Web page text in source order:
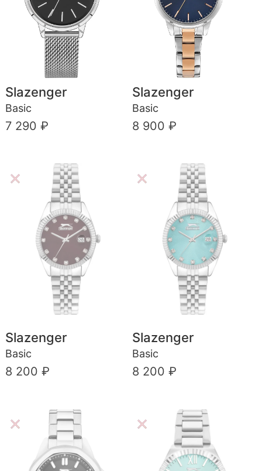
Slazenger
Basic
7 290 ₽
Slazenger
Basic
8 900 ₽
Slazenger
Basic
8 200 ₽
Slazenger
Basic
8 200 ₽